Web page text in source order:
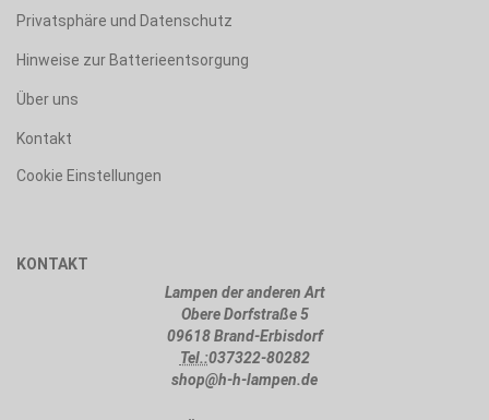
Privatsphäre und Datenschutz
Hinweise zur Batterieentsorgung
Über uns
Kontakt
Cookie Einstellungen
KONTAKT
Lampen der anderen Art
Obere Dorfstraße 5
09618 Brand-Erbisdorf
Tel.:037322-80282
shop@h-h-lampen.de